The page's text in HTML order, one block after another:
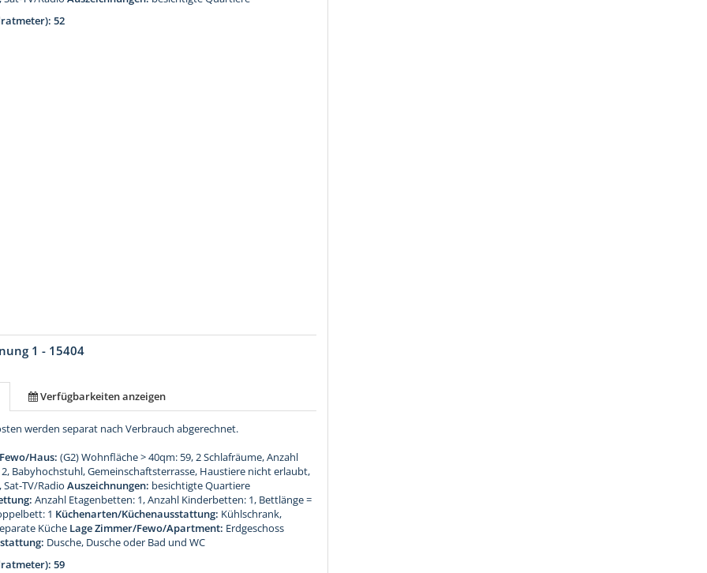
52
1 - 15404
Verfügbarkeiten anzeigen
werden separat nach Verbrauch abgerechnet.
Haus:(G2) Wohnfläche > 40qm: 59, 2 Schlafräume, Anzahl
Babyhochstuhl, Gemeinschaftsterrasse, Haustiere nicht erlaubt,
TV/Radio Auszeichnungen: besichtigte Quartiere
Anzahl Etagenbetten: 1, Anzahl Kinderbetten: 1, Bettlänge =
1 Küchenarten/Küchenausstattung: Kühlschrank,
Küche Lage Zimmer/Fewo/Apartment: Erdgeschoss
Dusche, Dusche oder Bad und WC
59